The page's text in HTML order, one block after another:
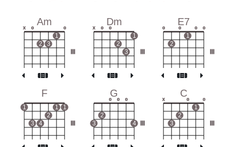
Am
x o
2 3
1
o
Dm
x o o
2
3
1
E7
o
2
o
1
o o
F
1
3 4
2
1 1
G
3
2
o o o
4
C
x
3
2
o
1
o